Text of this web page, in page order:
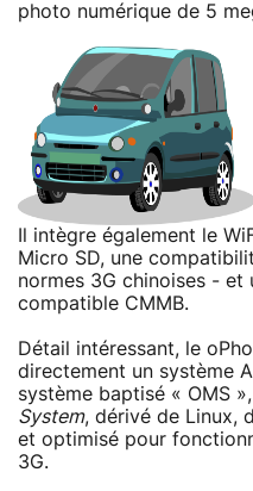
photo numérique de 5
Il intègre également le
Micro SD, une
normes 3G chinoises - et
compatible CMMB.
Détail intéressant, le
directement un système
système baptisé « OMS
System, dérivé de Linux,
et optimisé pour
3G.